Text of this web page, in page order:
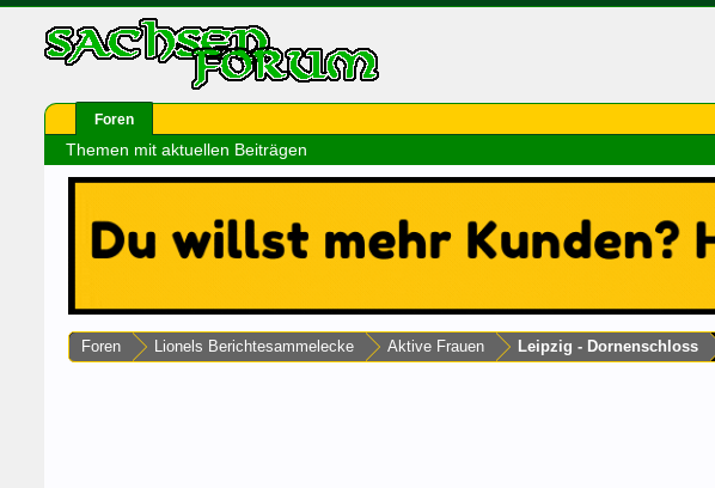
Foren Lionels Berichtesammelecke Aktive Frauen Leipzig - Dornenschloss
Foren
Themen mit aktuellen Beiträgen